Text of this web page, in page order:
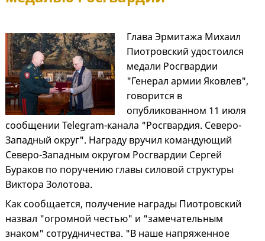
Глава Эрмитажа Михаил
Пиотровский удостоился
медали Росгвардии
"Генерал армии Яковлев",
говорится в
опубликованном 11 июля
сообщении Telegram-канала "Росгвардия. Северо-
Западный округ". Награду вручил командующий
Северо-Западным округом Росгвардии Сергей
Бураков по поручению главы силовой структуры
Виктора Золотова.
Как сообщается, получение награды Пиотровский
назвал "огромной честью" и "замечательным
знаком" сотрудничества. "В наше напряженное